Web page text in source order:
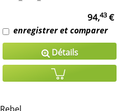
94,43€
enregistrer et comparer
Détails
Rebel